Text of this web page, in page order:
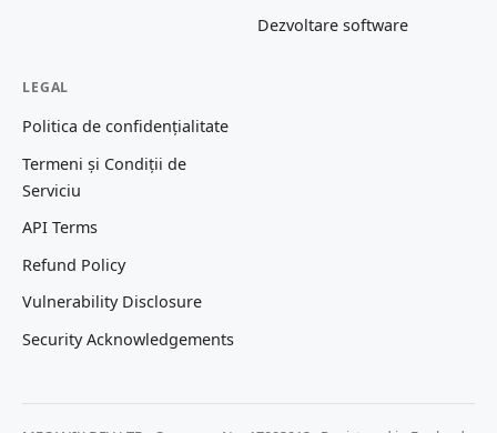
Dezvoltare software
LEGAL
Politica de confidențialitate
Termeni și Condiții de
Serviciu
API Terms
Refund Policy
Vulnerability Disclosure
Security Acknowledgements